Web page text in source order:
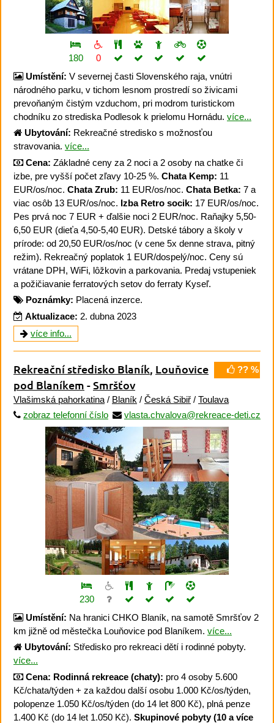
180
0
Umístění: V severnej časti Slovenského raja, vnútri
národného parku, v tichom lesnom prostredí so živicami
prevoňaným čistým vzduchom, pri modrom turistickom
chodníku zo strediska Podlesok k prielomu Hornádu. více...
Ubytování: Rekreačné stredisko s možnosťou
stravovania. více...
Cena: Základné ceny za 2 noci a 2 osoby na chatke či
izbe, pre vyšší počet zľavy 10-25 %. Chata Kemp: 11
EUR/os/noc. Chata Zrub: 11 EUR/os/noc. Chata Betka: 7 a
viac osôb 13 EUR/os/noc. Izba Retro socik: 17 EUR/os/noc.
Pes prvá noc 7 EUR + ďalšie noci 2 EUR/noc. Raňajky 5,50-
6,50 EUR (dieťa 4,50-5,40 EUR). Detské tábory a školy v
prírode: od 20,50 EUR/os/noc (v cene 5x denne strava, pitný
režim). Rekreačný poplatok 1 EUR/dospelý/noc. Ceny sú
vrátane DPH, WiFi, lôžkovin a parkovania. Predaj vstupeniek
a požičiavanie ferratových setov do ferraty Kyseľ.
Poznámky: Placená inzerce.
Aktualizace: 2. dubna 2023
více info...
?? %
Rekreační středisko Blaník, Louňovice
pod Blaníkem -Smršťov
Vlašimská pahorkatina / Blaník / Česká Sibiř / Toulava
zobraz telefonní číslo
vlasta.chvalova@rekreace-deti.cz
230
Umístění: Na hranici CHKO Blaník, na samotě Smršťov 2
km jižně od městečka Louňovice pod Blaníkem. více...
Ubytování: Středisko pro rekreaci dětí i rodinné pobyty.
více...
Cena: Rodinná rekreace (chaty): pro 4 osoby 5.600
Kč/chata/týden + za každou další osobu 1.000 Kč/os/týden,
polopenze 1.050 Kč/os/týden (do 14 let 800 Kč), plná penze
1.400 Kč (do 14 let 1.050 Kč). Skupinové pobyty (10 a více